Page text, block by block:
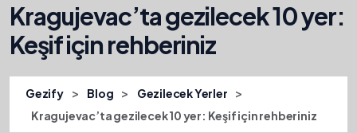
Kragujevac’ta gezilecek 10 yer:
Keşif için rehberiniz
Gezify > Blog > Gezilecek Yerler >
Kragujevac’ta gezilecek 10 yer: Keşif için rehberiniz